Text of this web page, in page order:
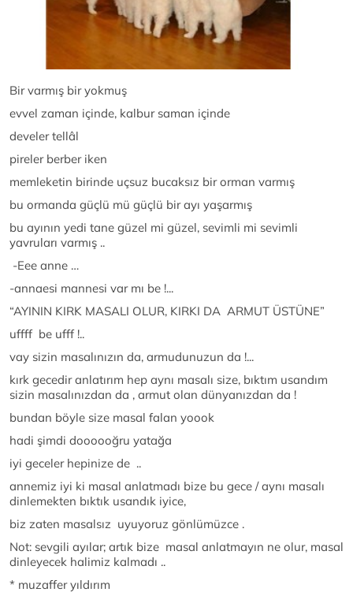
Bir varmış bir yokmuş
evvel zaman içinde, kalbur saman içinde
develer tellâl
pireler berber iken
memleketin birinde uçsuz bucaksız bir orman varmış
bu ormanda güçlü mü güçlü bir ayı yaşarmış
bu ayının yedi tane güzel mi güzel, sevimli mi sevimli
yavruları varmış ..
-Eee anne …
-annaesi mannesi var mı be !...
“AYININ KIRK MASALI OLUR, KIRKI DA ARMUT ÜSTÜNE”
uffff be ufff !..
vay sizin masalınızın da, armudunuzun da !...
kırk gecedir anlatırım hep aynı masalı size, bıktım usandım
sizin masalınızdan da , armut olan dünyanızdan da !
bundan böyle size masal falan yoook
hadi şimdi doooooğru yatağa
iyi geceler hepinize de ..
annemiz iyi ki masal anlatmadı bize bu gece / aynı masalı
dinlemekten bıktık usandık iyice,
biz zaten masalsız uyuyoruz gönlümüzce .
Not: sevgili ayılar; artık bize masal anlatmayın ne olur, masal
dinleyecek halimiz kalmadı ..
* muzaffer yıldırım